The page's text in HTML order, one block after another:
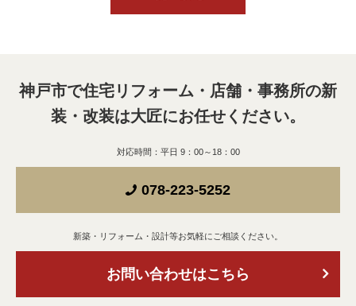
神戸市で住宅リフォーム・店舗・事務所の新
装・改装は大匠にお任せください。
対応時間：平日 9：00～18：00
078-223-5252
新築・リフォーム・設計等お気軽にご相談ください。
お問い合わせはこちら